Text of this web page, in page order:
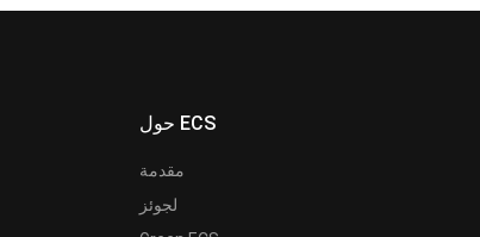
حول ECS
مقدمة
لجوئز